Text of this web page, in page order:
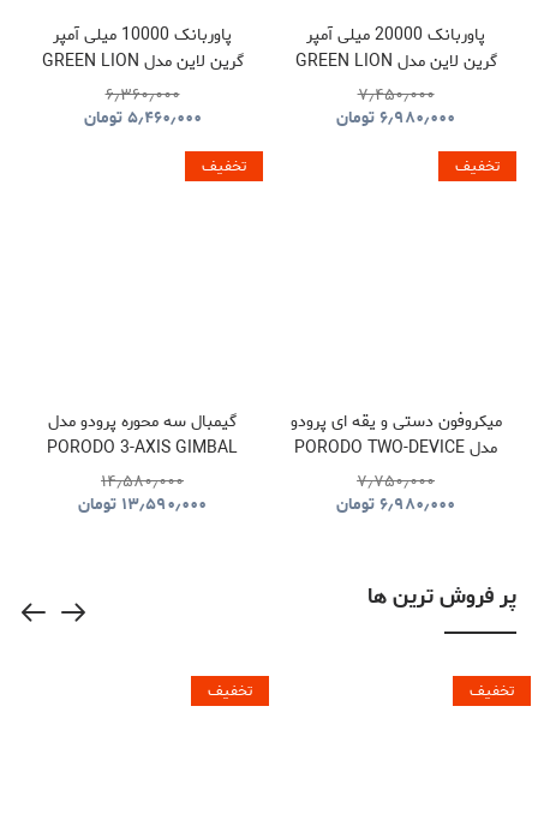
پاوربانک 20000 میلی آمپر
گرین لاین مدل GREEN LION
GNLEZ20KPBBK
۷٫۴۵۰٫۰۰۰
۶٫۹۸۰٫۰۰۰تومان
پاوربانک 10000 میلی آمپر
گرین لاین مدل GREEN LION
GNLEZ10KPBBK
۶٫۳۶۰٫۰۰۰
۵٫۴۶۰٫۰۰۰تومان
تخفیف
میکروفون دستی و یقه ای پرودو
مدل PORODO TWO-DEVICE
CONNECT HANDHELD
LAVALIER MICROPHONE
۷٫۷۵۰٫۰۰۰
۶٫۹۸۰٫۰۰۰تومان
تخفیف
گیمبال سه محوره پرودو مدل
PORODO 3-AXIS GIMBAL
STABILIZER PDLFST127BK
۱۴٫۵۸۰٫۰۰۰
۱۳٫۵۹۰٫۰۰۰ تومان
پر فروش ترین ها
تخفیف تخفیف